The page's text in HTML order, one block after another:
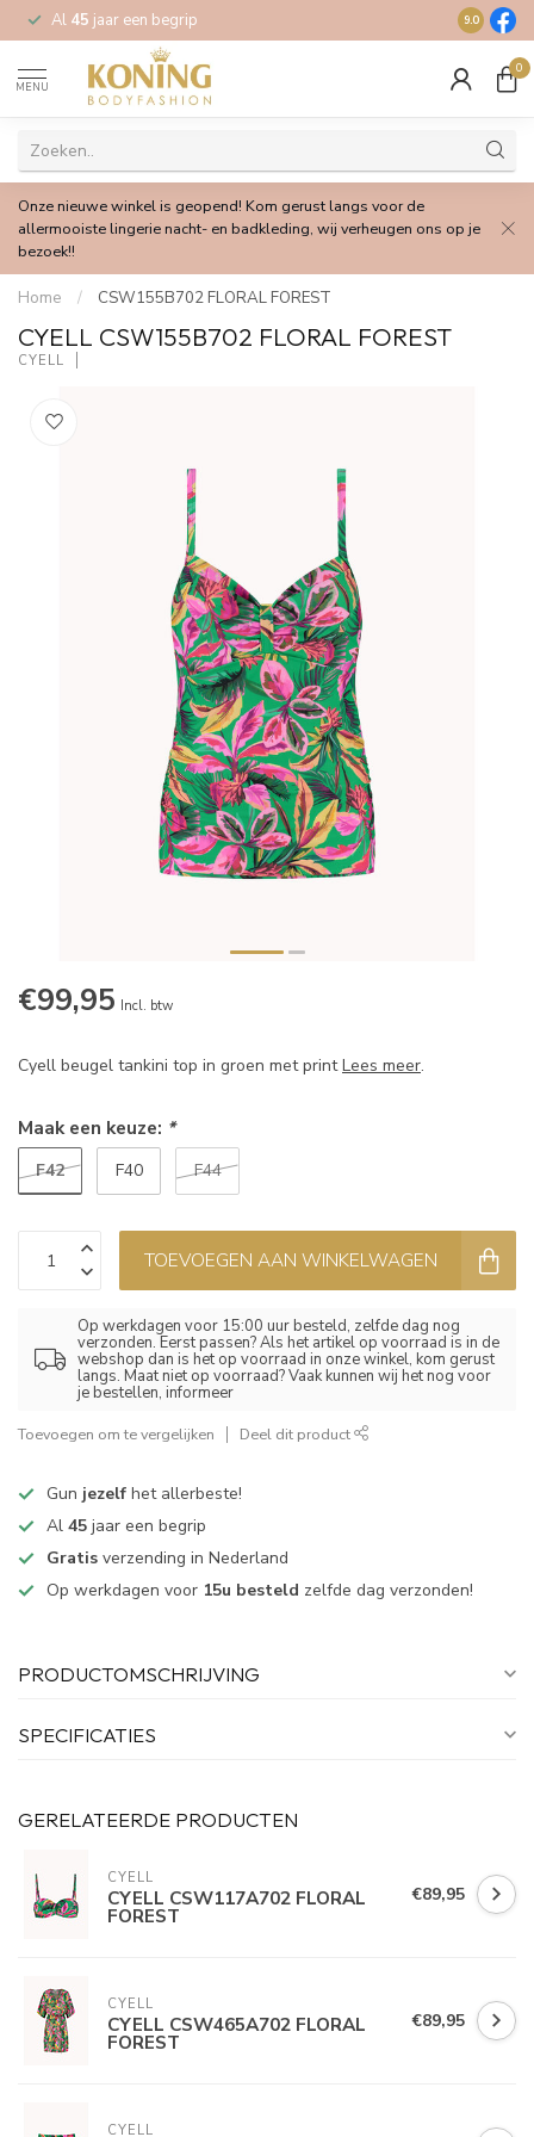
Al 45 jaar een begrip Gratis
9.0
MENU
0
Onze nieuwe winkel is geopend! Kom gerust langs voor de
allermooiste lingerie nacht- en badkleding, wij verheugen ons op je
bezoek!!
Home / CSW155B702 FLORAL FOREST
CYELL CSW155B702 FLORAL FOREST
CYELL
€99,95 Incl. btw
Cyell beugel tankini top in groen met printLees meer.
Maak een keuze: *
F42 F40 F44
TOEVOEGEN AAN WINKELWAGEN
Op werkdagen voor 15:00 uur besteld, zelfde dag nog
verzonden. Eerst passen? Als het artikel op voorraad is in de
webshop dan is het op voorraad in onze winkel, kom gerust
langs. Maat niet op voorraad? Vaak kunnen wij het nog voor
je bestellen, informeer
Toevoegen om te vergelijken Deel dit product
Gun jezelf het allerbeste!
Al 45 jaar een begrip
Gratis verzending in Nederland
Op werkdagen voor 15u besteld zelfde dag verzonden!
PRODUCTOMSCHRIJVING
SPECIFICATIES
GERELATEERDE PRODUCTEN
CYELL
CYELL CSW117A702 FLORAL
FOREST
€89,95
CYELL
CYELL CSW465A702 FLORAL
FOREST
€89,95
CYELL